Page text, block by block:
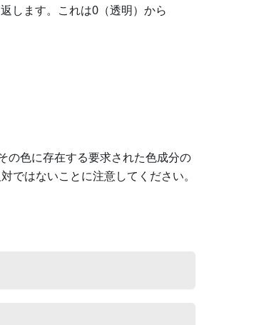
します。これは0（透明）から
の色に存在する要求された色成分の
ではないことに注意してください。